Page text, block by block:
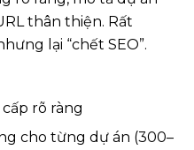
thân thiện. Rất
lại “chết SEO”.
cấp rõ ràng
cho từng dự án (300–